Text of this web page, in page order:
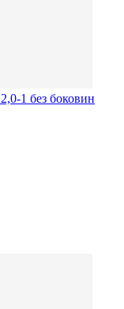
1 без боковин